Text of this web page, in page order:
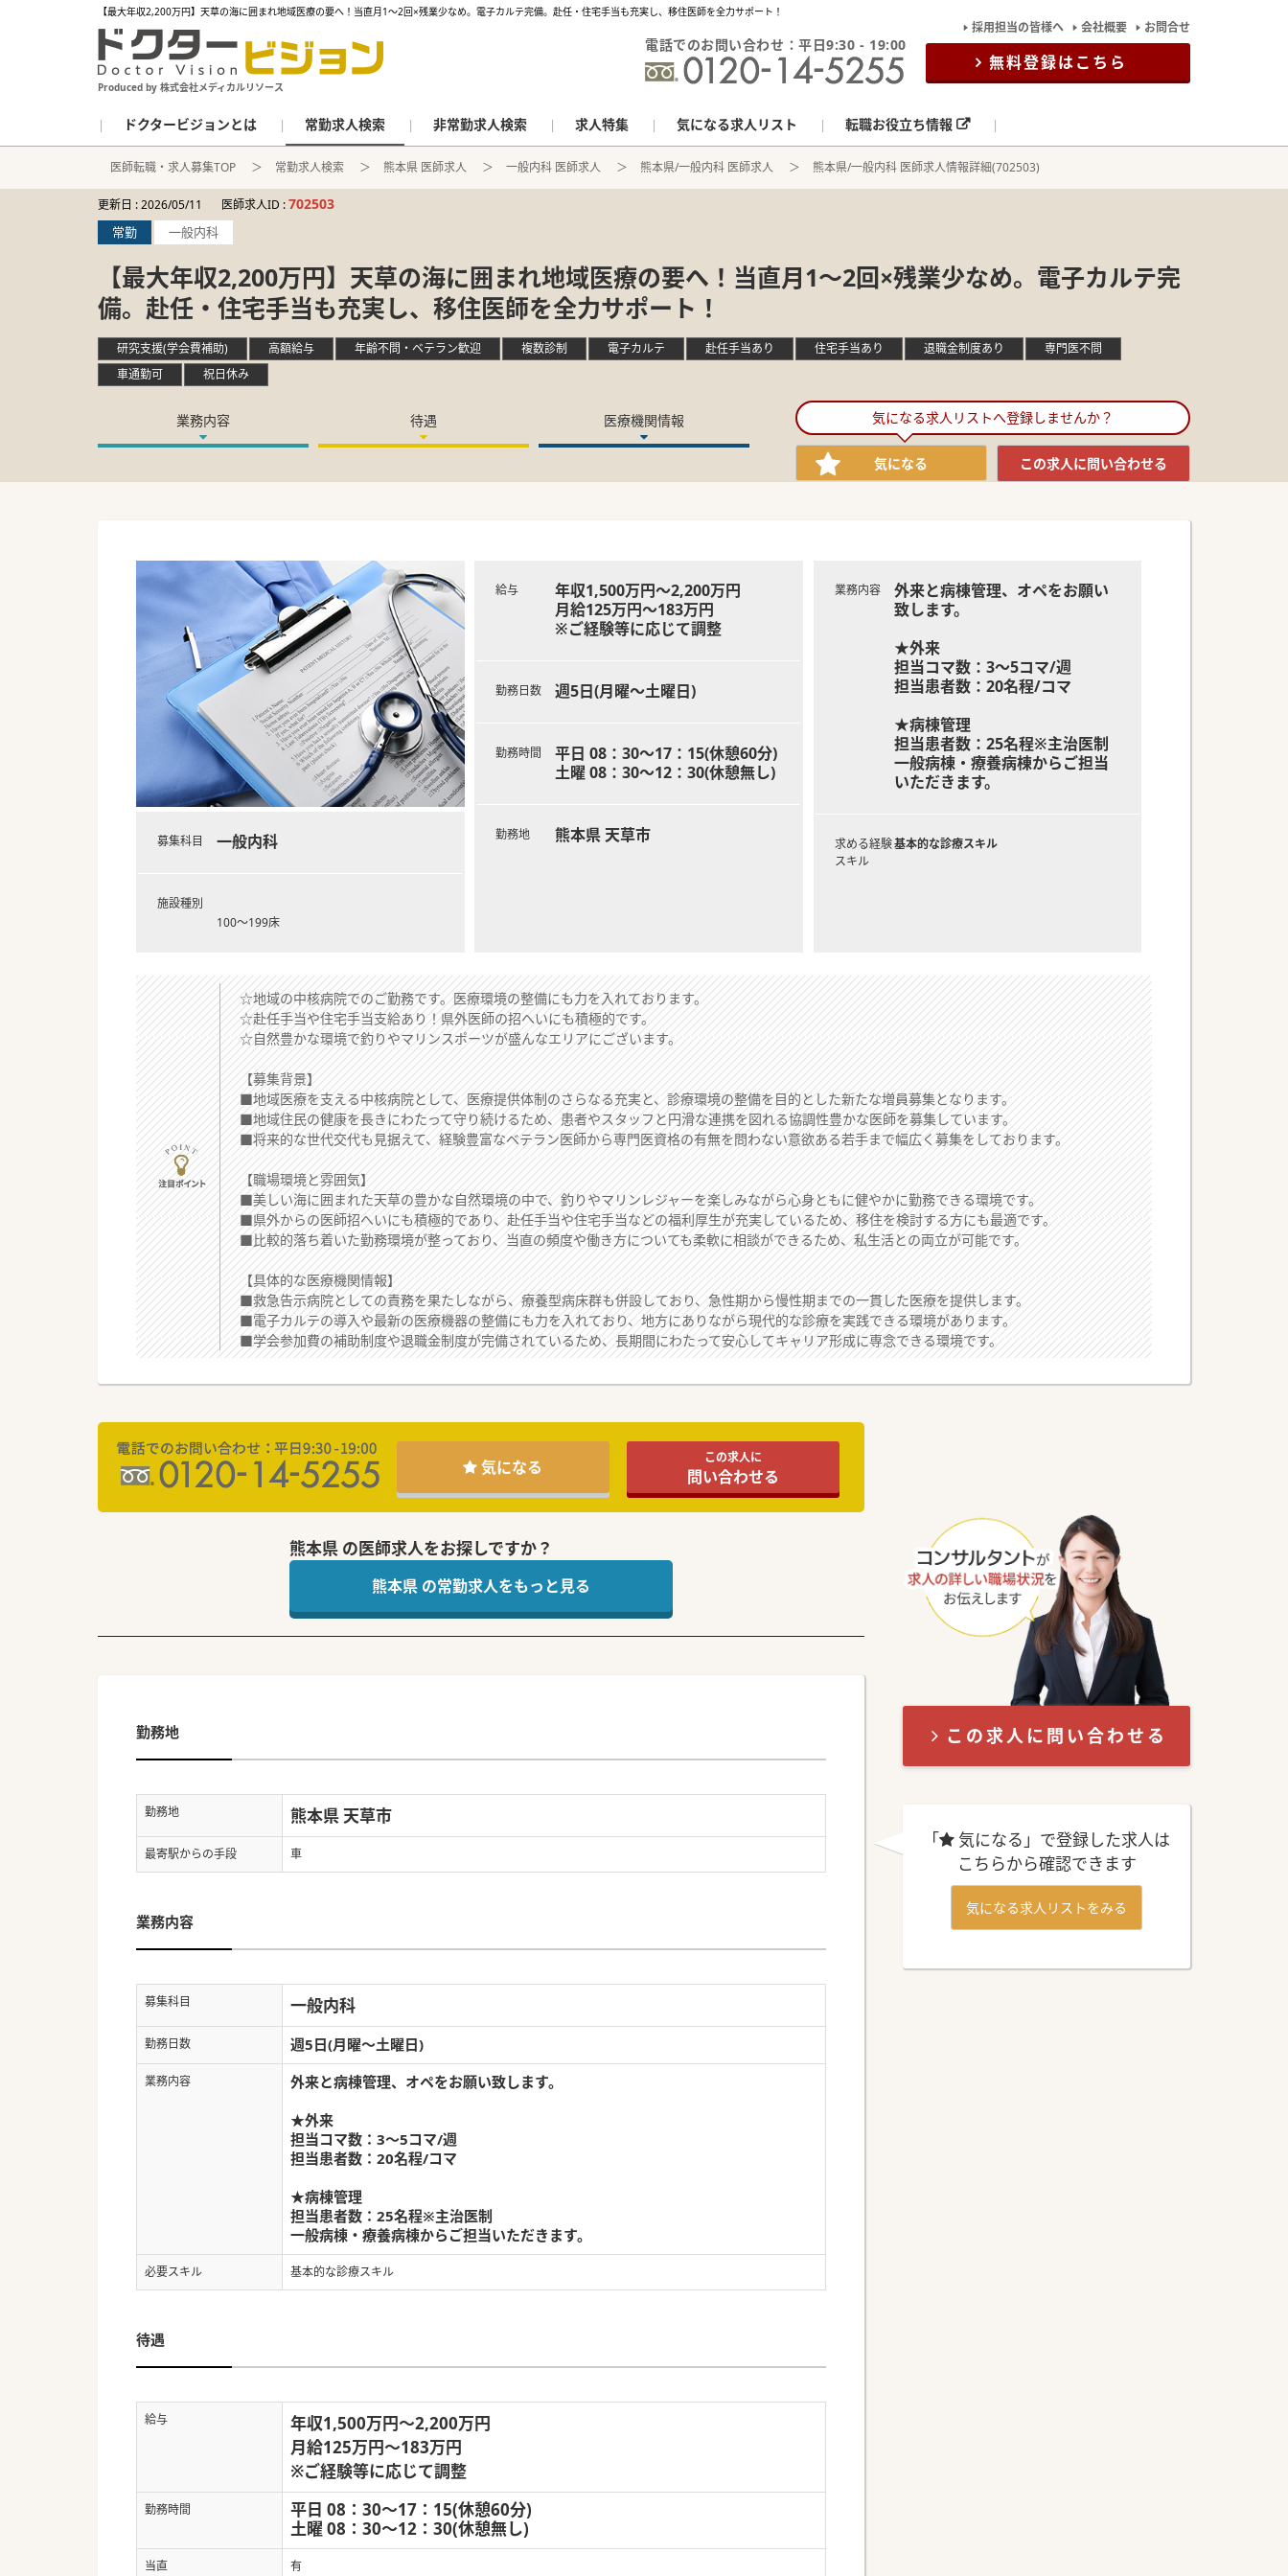
【最大年収2,200万円】天草の海に囲まれ地域医療の要へ！当直月1〜2回×残業少なめ。電子カルテ完備。赴任・住宅手当も充実し、移住医師を全力サポート！
Produced by 株式会社メディカルリソース
電話でのお問い合わせ：平日9:30 - 19:00
採用担当の皆様へ 会社概要 お問合せ
無料登録はこちら
ドクタービジョンとは 常勤求人検索 非常勤求人検索 求人特集 気になる求人リスト 転職お役立ち情報
医師転職・求人募集TOP 常勤求人検索 熊本県 医師求人 一般内科 医師求人 熊本県/一般内科 医師求人 熊本県/一般内科 医師求人情報詳細(702503)
更新日 :2026/05/11 医師求人ID :702503
常勤 一般内科
【最大年収2,200万円】天草の海に囲まれ地域医療の要へ！当直月1〜2回×残業少なめ。電子カルテ完
備。赴任・住宅手当も充実し、移住医師を全力サポート！
研究支援(学会費補助) 高額給与 年齢不問・ベテラン歓迎 複数診制 電子カルテ 赴任手当あり 住宅手当あり 退職金制度あり
専門医不問
車通勤可
祝日休み
業務内容 待遇 医療機関情報 気になる求人リストへ登録しませんか？
気になる この求人に問い合わせる
募集科目 一般内科
施設種別
100～199床
給与
年収1,500万円～2,200万円
月給125万円～183万円
※ご経験等に応じて調整
勤務日数 週5日(月曜～土曜日)
勤務時間
平日 08：30～17：15(休憩60分)
土曜 08：30～12：30(休憩無し)
勤務地 熊本県 天草市
業務内容
外来と病棟管理、オペをお願い
致します。
★外来
担当コマ数：3～5コマ/週
担当患者数：20名程/コマ
★病棟管理
担当患者数：25名程※主治医制
一般病棟・療養病棟からご担当
いただきます。
求める経験
スキル
基本的な診療スキル
☆地域の中核病院でのご勤務です。医療環境の整備にも力を入れております。
☆赴任手当や住宅手当支給あり！県外医師の招へいにも積極的です。
☆自然豊かな環境で釣りやマリンスポーツが盛んなエリアにございます。
【募集背景】
■地域医療を支える中核病院として、医療提供体制のさらなる充実と、診療環境の整備を目的とした新たな増員募集となります。
■地域住民の健康を長きにわたって守り続けるため、患者やスタッフと円滑な連携を図れる協調性豊かな医師を募集しています。
■将来的な世代交代も見据えて、経験豊富なベテラン医師から専門医資格の有無を問わない意欲ある若手まで幅広く募集をしております。
【職場環境と雰囲気】
■美しい海に囲まれた天草の豊かな自然環境の中で、釣りやマリンレジャーを楽しみながら心身ともに健やかに勤務できる環境です。
■県外からの医師招へいにも積極的であり、赴任手当や住宅手当などの福利厚生が充実しているため、移住を検討する方にも最適です。
■比較的落ち着いた勤務環境が整っており、当直の頻度や働き方についても柔軟に相談ができるため、私生活との両立が可能です。
【具体的な医療機関情報】
■救急告示病院としての責務を果たしながら、療養型病床群も併設しており、急性期から慢性期までの一貫した医療を提供します。
■電子カルテの導入や最新の医療機器の整備にも力を入れており、地方にありながら現代的な診療を実践できる環境があります。
■学会参加費の補助制度や退職金制度が完備されているため、長期間にわたって安心してキャリア形成に専念できる環境です。
気になる この求人に
問い合わせる
熊本県 の医師求人をお探しですか？
熊本県 の常勤求人をもっと見る
勤務地
勤務地 熊本県 天草市
最寄駅からの手段 車
業務内容
募集科目 一般内科
勤務日数 週5日(月曜～土曜日)
業務内容
外来と病棟管理、オペをお願い致します。
★外来
担当コマ数：3～5コマ/週
担当患者数：20名程/コマ
★病棟管理
担当患者数：25名程※主治医制
一般病棟・療養病棟からご担当いただきます。
必要スキル 基本的な診療スキル
待遇
給与
年収1,500万円～2,200万円
月給125万円～183万円
※ご経験等に応じて調整
勤務時間
平日 08：30～17：15(休憩60分)
土曜 08：30～12：30(休憩無し)
当直 有
この求人に問い合わせる
「
気になる」で登録した求人は
こちらから確認できます
気になる求人リストをみる